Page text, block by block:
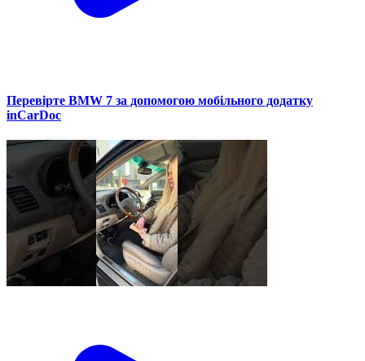
Перевірте BMW 7 за допомогою мобільного додатку
inCarDoc